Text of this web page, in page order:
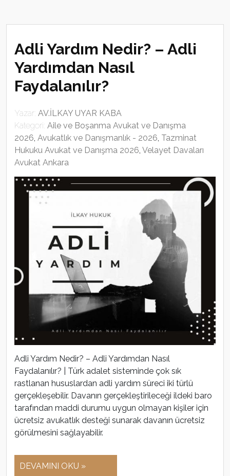
Adli Yardım Nedir? – Adli
Yardımdan Nasıl
Faydalanılır?
Yazar: AV.İLKAY UYAR KABA
Kategori: Aile ve Boşanma Avukat ve Danışma
2026, Avukatlık ve Danışmanlık - 2026, Tazminat
Hukuku Avukat ve Danışma 2026, Velayet Davaları
Avukat Ankara
Adli Yardım Nedir? – Adli Yardımdan Nasıl
Faydalanılır? | Türk adalet sisteminde çok sık
rastlanan hususlardan adli yardım süreci iki türlü
gerçekleşebilir. Davanın gerçekleştirileceği ildeki baro
tarafından maddi durumu uygun olmayan kişiler için
ücretsiz avukatlık desteği sunarak davanın ücretsiz
görülmesini sağlayabilir.
DEVAMINI OKU »